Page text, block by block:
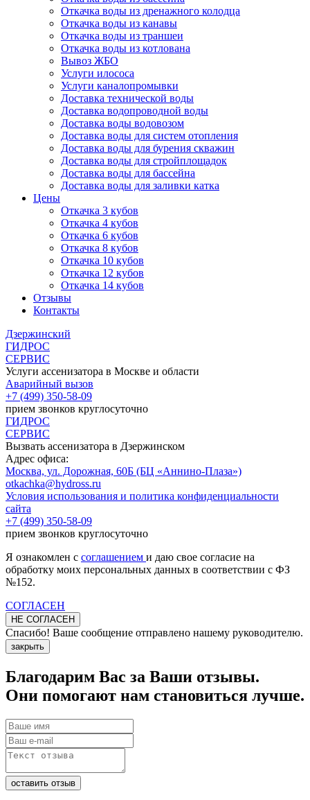
Откачка воды из дренажного колодца
Откачка воды из канавы
Откачка воды из траншеи
Откачка воды из котлована
Вывоз ЖБО
Услуги илососа
Услуги каналопромывки
Доставка технической воды
Доставка водопроводной воды
Доставка воды водовозом
Доставка воды для систем отопления
Доставка воды для бурения скважин
Доставка воды для стройплощадок
Доставка воды для бассейна
Доставка воды для заливки катка
Цены
Откачка 3 кубов
Откачка 4 кубов
Откачка 6 кубов
Откачка 8 кубов
Откачка 10 кубов
Откачка 12 кубов
Откачка 14 кубов
Отзывы
Контакты
Дзержинский
ГИДРОС
СЕРВИС
Услуги ассенизатора в Москве и области
Аварийный вызов
+7 (499) 350-58-09
прием звонков круглосуточно
ГИДРОС
СЕРВИС
Вызвать ассенизатора в Дзержинском
Адрес офиса:
Москва, ул. Дорожная, 60Б (БЦ «Аннино-Плаза»)
otkachka@hydross.ru
Условия использования и политика конфиденциальности
сайта
+7 (499) 350-58-09
прием звонков круглосуточно
Я ознакомлен с соглашением и даю свое согласие на
обработку моих персональных данных в соответствии с ФЗ
№152.
СОГЛАСЕН
НЕ СОГЛАСЕН
Спасибо! Ваше сообщение отправлено нашему руководителю.
закрыть
Благодарим Вас за Ваши отзывы.
Они помогают нам становиться лучше.